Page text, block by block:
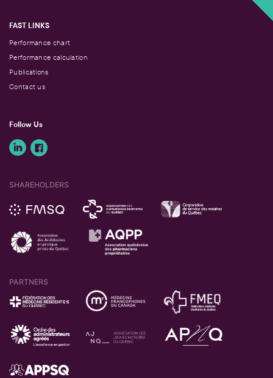
FAST LINKS
Performance chart
Performance calculation
Publications
Contact us
Follow Us
SHAREHOLDERS
PARTNERS